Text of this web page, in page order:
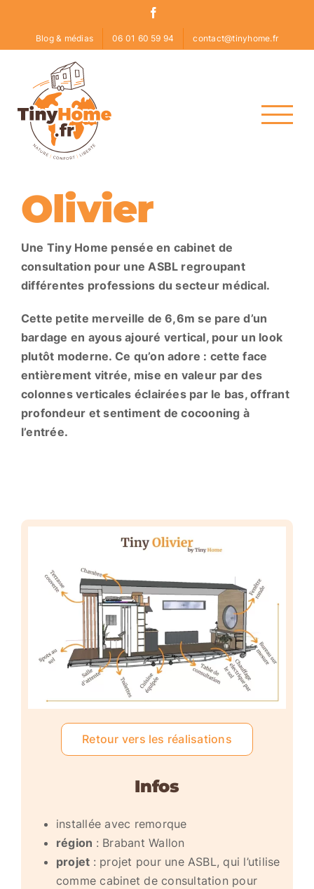
content
Blog & médias 06 01 60 59 94 contact@tinyhome.fr
Olivier
Une Tiny Home pensée en cabinet de
consultation pour une ASBL regroupant
différentes professions du secteur médical.
Cette petite merveille de 6,6m se pare d’un
bardage en ayous ajouré vertical, pour un look
plutôt moderne. Ce qu’on adore : cette face
entièrement vitrée, mise en valeur par des
colonnes verticales éclairées par le bas, offrant
profondeur et sentiment de cocooning à
l’entrée.
Retour vers les réalisations
Infos
installée avec remorque
région : Brabant Wallon
projet : projet pour une ASBL, qui l’utilise
comme cabinet de consultation pour